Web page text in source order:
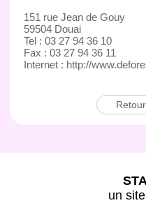
151 rue Jean de Gouy
59504 Douai
Tel : 03 27 94 36 10
Fax : 03 27 94 36 11
Internet : http://
un